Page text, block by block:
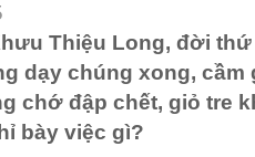
Thiệu Long, đời thứ
dạy chúng xong, cầm
chớ đập chết, giỏ tre
bày việc gì?